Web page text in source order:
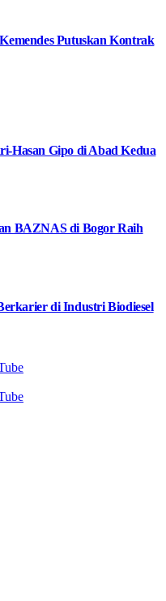
Putuskan Kontrak
Hasan Gipo di Abad Kedua
BAZNAS di Bogor Raih
di Industri Biodiesel